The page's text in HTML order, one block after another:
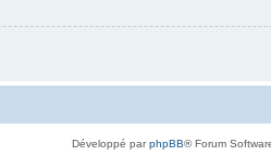
Développé parphpBB® Forum